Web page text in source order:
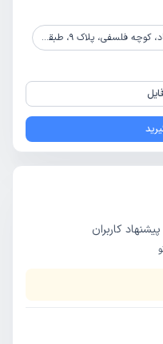
پلاک 9، طبقه1، واحد1
پیشنهاد کاربران